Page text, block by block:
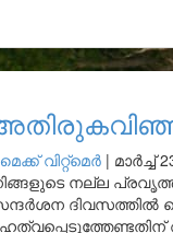
വിറ്റ്മെർ | മാർച്ച്
നല്ല
ദിവസത്തിൽ